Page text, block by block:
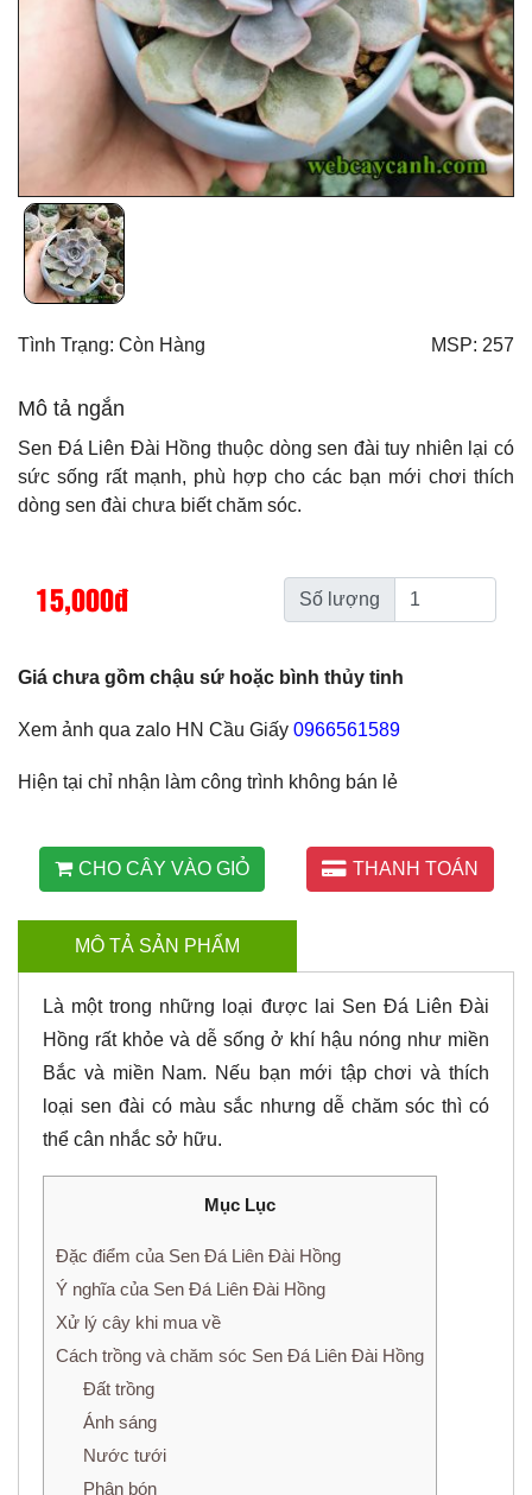
Tình Trạng: Còn Hàng MSP: 257
Mô tả ngắn
Sen Đá Liên Đài Hồng thuộc dòng sen đài tuy nhiên lại có
sức sống rất mạnh, phù hợp cho các bạn mới chơi thích
dòng sen đài chưa biết chăm sóc.
15,000đ Số lượng
Giá chưa gồm chậu sứ hoặc bình thủy tinh
Xem ảnh qua zalo HN Cầu Giấy 0966561589
Hiện tại chỉ nhận làm công trình không bán lẻ
CHO CÂY VÀO GIỎ THANH TOÁN
MÔ TẢ SẢN PHẨM
Là một trong những loại được lai Sen Đá Liên Đài
Hồng rất khỏe và dễ sống ở khí hậu nóng như miền
Bắc và miền Nam. Nếu bạn mới tập chơi và thích
loại sen đài có màu sắc nhưng dễ chăm sóc thì có
thể cân nhắc sở hữu.
Mục Lục
Đặc điểm của Sen Đá Liên Đài Hồng
Ý nghĩa của Sen Đá Liên Đài Hồng
Xử lý cây khi mua về
Cách trồng và chăm sóc Sen Đá Liên Đài Hồng
Đất trồng
Ánh sáng
Nước tưới
Phân bón